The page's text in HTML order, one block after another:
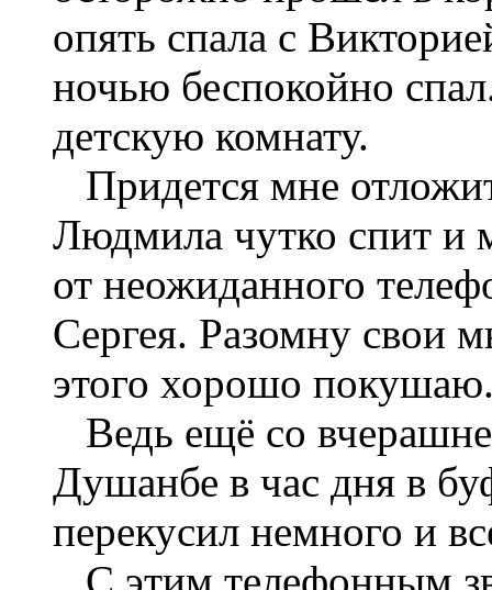
опять спала с
ночью беспокойно
детскую комнату.
Придется мне
Людмила чутко спит и
от неожиданного
Сергея. Разомну свои
этого хорошо
Ведь ещё со
Душанбе в час дня в
перекусил немного и